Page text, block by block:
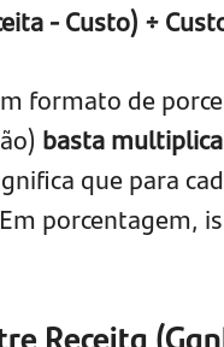
- Custo) ÷
formato de
basta
que para
porcentagem,
Receita